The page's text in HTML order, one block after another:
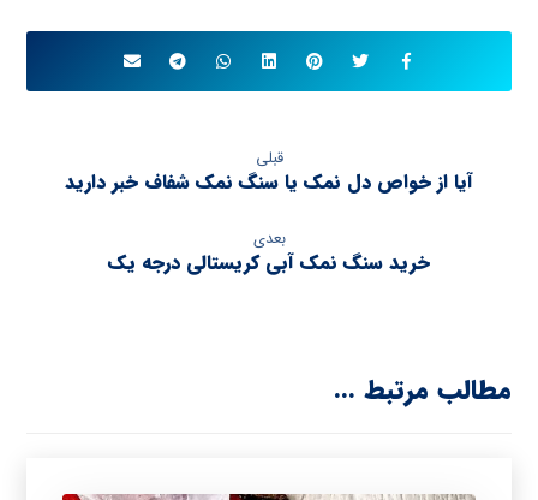
قبلی
آیا از خواص دل نمک یا سنگ نمک شفاف خبر دارید
بعدی
خرید سنگ نمک آبی کریستالی درجه یک
مطالب مرتبط ...